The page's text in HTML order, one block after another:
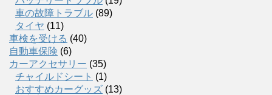
車の故障トラブル (89)
タイヤ (11)
車検を受ける (40)
自動車保険 (6)
カーアクセサリー (35)
チャイルドシート (1)
おすすめカーグッズ (13)